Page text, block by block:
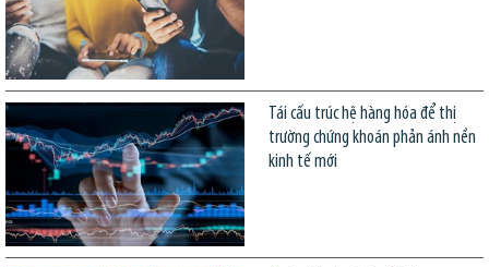
Tái cấu trúc hệ hàng hóa để thị
trường chứng khoán phản ánh nền
kinh tế mới